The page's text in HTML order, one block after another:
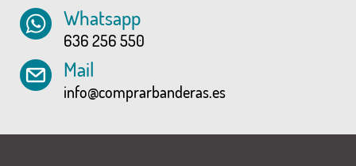
Whatsapp
636 256 550
Mail
info@comprarbanderas.es